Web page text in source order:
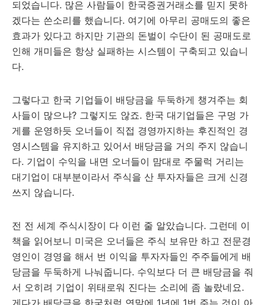
되었습니다. 많은 사람들이 한국증권거래소를 믿지 못하
겠다는 쓴소리를 했습니다. 여기에 아무리 공매도의 좋은
효과가 있다고 하지만 기관의 돈벌이 수단이 된 공매도로
인해 개미들은 항상 실패하는 시스템이 구축되고 있습니
다.
그렇다고 한국 기업들이 배당금을 두둑하게 챙겨주는 회
사들이 많으냐? 그렇지도 않죠. 한국 대기업들은 구멍 가
게를 운영하듯 오너들이 직접 경영까지하는 후진적인 경
영시스템을 유지하고 있어서 배당금을 거의 주지 않습니
다. 기업이 수익을 내면 오너들이 맘대로 주물럭 거리는
대기업이 대부분이라서 주식을 산 투자자들은 크게 신경
쓰지 않습니다.
전 전 세계 주식시장이 다 이런 줄 알았습니다. 그런데 이
책을 읽어보니 미국은 오너들은 주식 보유만 하고 전문경
영인이 경영을 해서 번 이익을 투자자들인 주주들에게 배
당금을 두둑하게 나눠줍니다. 수익보다 더 큰 배당금을 줘
서 오히려 기업이 위태로워 진다는 소리에 좀 놀랐네요.
게다가 배당금을 한국처럼 연말에 1년에 1번 주는 것이 아